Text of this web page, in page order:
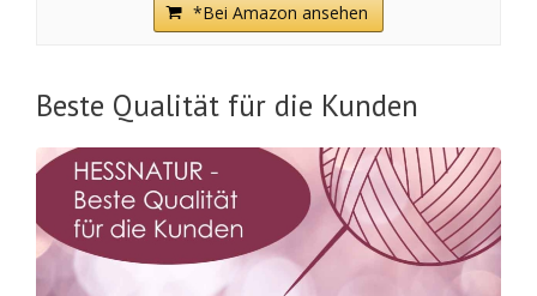
*Bei Amazon ansehen
Beste Qualität für die Kunden